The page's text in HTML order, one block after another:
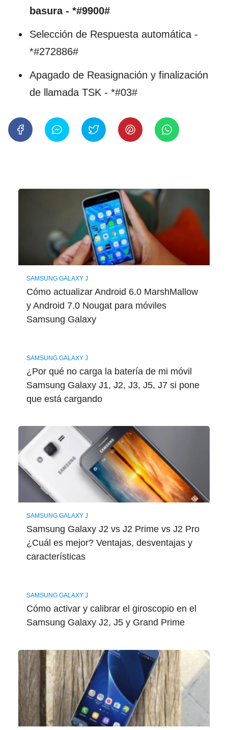
basura - *#9900#
Selección de Respuesta automática -
*#272886#
Apagado de Reasignación y finalización
de llamada TSK - *#03#
SAMSUNG GALAXY J
Cómo actualizar Android 6.0 MarshMallow
y Android 7.0 Nougat para móviles
Samsung Galaxy
SAMSUNG GALAXY J
¿Por qué no carga la batería de mi móvil
Samsung Galaxy J1, J2, J3, J5, J7 si pone
que está cargando
SAMSUNG GALAXY J
Samsung Galaxy J2 vs J2 Prime vs J2 Pro
¿Cuál es mejor? Ventajas, desventajas y
características
SAMSUNG GALAXY J
Cómo activar y calibrar el giroscopio en el
Samsung Galaxy J2, J5 y Grand Prime